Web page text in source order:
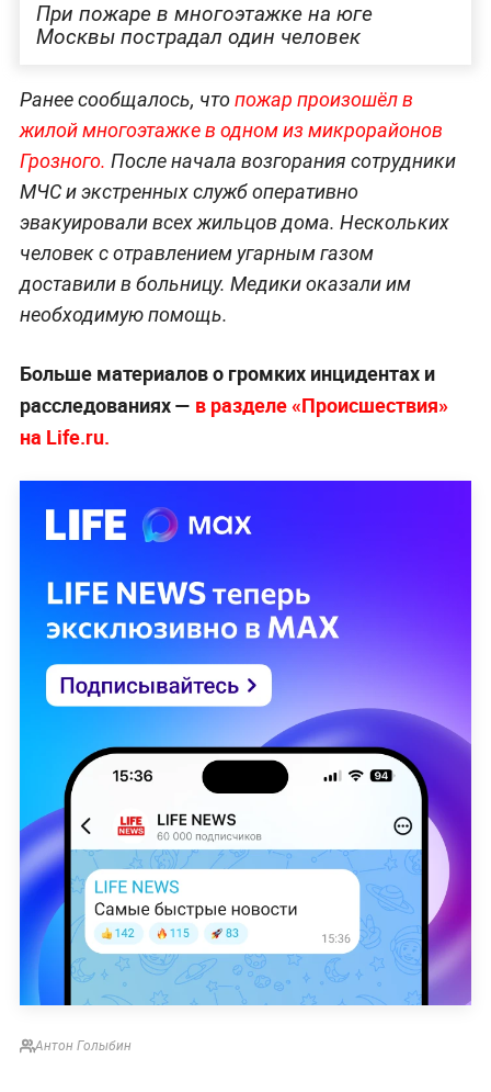
При пожаре в многоэтажке на юге
Москвы пострадал один человек
Ранее сообщалось, чтопожар произошёл в
жилой многоэтажке в одном из микрорайонов
Грозного. После начала возгорания сотрудники
МЧС и экстренных служб оперативно
эвакуировали всех жильцов дома. Нескольких
человек с отравлением угарным газом
доставили в больницу. Медики оказали им
необходимую помощь.
Больше материалов о громких инцидентах и
расследованиях — в разделе «Происшествия»
на Life.ru.
Антон Голыбин